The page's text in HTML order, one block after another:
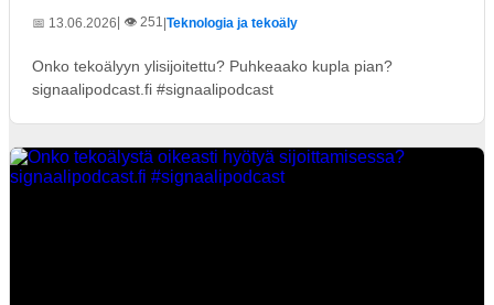
📅 13.06.2026| 👁️ 251 Teknologia ja tekoäly
Onko tekoälyyn ylisijoitettu? Puhkeaako kupla pian?
signaalipodcast.fi #signaalipodcast